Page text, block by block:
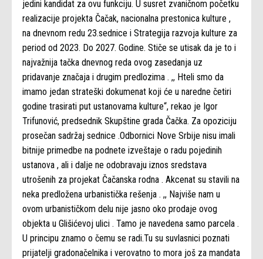
jedini kandidat za ovu funkciju. U susret zvaničnom početku
realizacije projekta Čačak, nacionalna prestonica kulture ,
na dnevnom redu 23.sednice i Strategija razvoja kulture za
period od 2023. Do 2027. Godine. Stiče se utisak da je to i
najvažnija tačka dnevnog reda ovog zasedanja uz
pridavanje značaja i drugim predlozima . ,, Hteli smo da
imamo jedan strateški dokumenat koji će u naredne četiri
godine trasirati put ustanovama kulture“, rekao je Igor
Trifunović, predsednik Skupštine grada Čačka. Za opoziciju
prosečan sadržaj sednice .Odbornici Nove Srbije nisu imali
bitnije primedbe na podnete izveštaje o radu pojedinih
ustanova , ali i dalje ne odobravaju iznos sredstava
utrošenih za projekat Čačanska rodna . Akcenat su stavili na
neka predložena urbanistička rešenja . ,, Najviše nam u
ovom urbanističkom delu nije jasno oko prodaje ovog
objekta u Glišićevoj ulici . Tamo je navedena samo parcela .
U principu znamo o čemu se radi.Tu su suvlasnici poznati
prijatelji gradonačelnika i verovatno to mora još za mandata